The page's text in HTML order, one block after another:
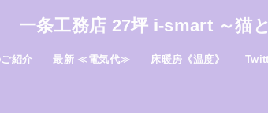
一条工務店 27坪 i-smart ～猫
紹介 最新 ≪電気代≫ 床暖房《温度》